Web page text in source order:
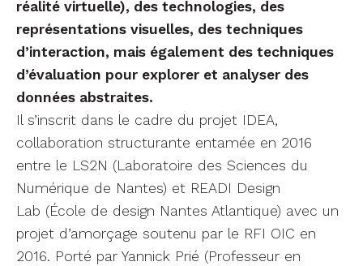
réalité virtuelle), des technologies, des
représentations visuelles, des techniques
d’interaction, mais également des techniques
d’évaluation pour explorer et analyser des
données abstraites.
Il s’inscrit dans le cadre du projet IDEA,
collaboration structurante entamée en 2016
entre le LS2N (Laboratoire des Sciences du
Numérique de Nantes) et READI Design
Lab (École de design Nantes Atlantique) avec un
projet d’amorçage soutenu par le RFI OIC en
2016. Porté par Yannick Prié (Professeur en